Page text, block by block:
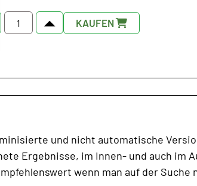
KAUFEN
und nicht automatische
Ergebnisse, im Innen- und auch im
wenn man auf der Suche